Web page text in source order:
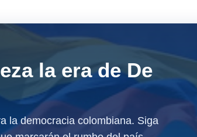
la era de De
la democracia colombiana. Siga